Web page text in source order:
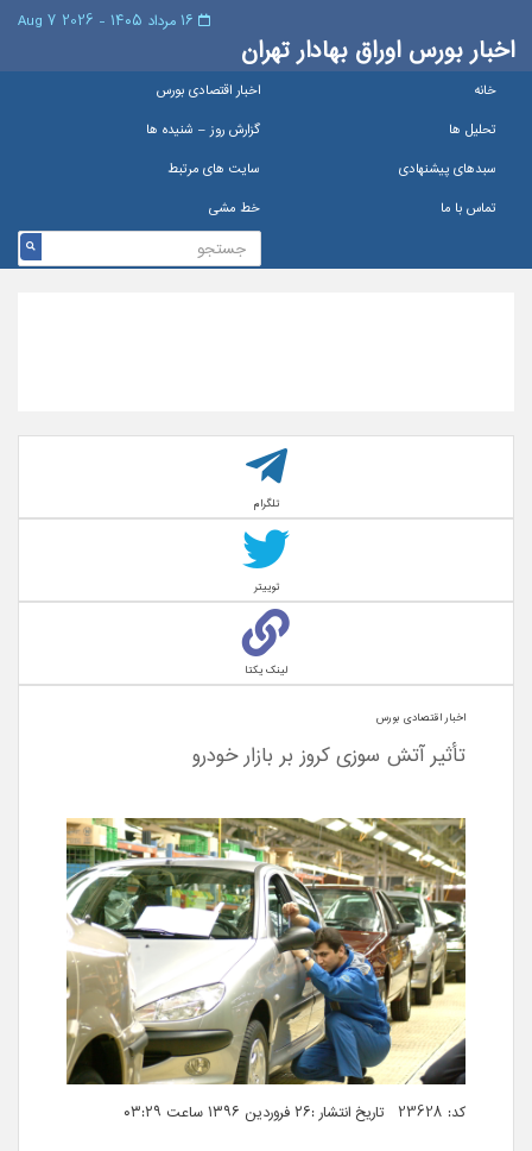
اخبار بورس اوراق بهادار تهران
خانه
اخبار اقتصادی بورس
تحلیل ها
گزارش روز – شنيده ها
سبدهای پیشنهادی
سایت های مرتبط
تماس با ما
خط مشی
تلگرام
توییتر
لینک یکتا
اخبار اقتصادی بورس
تأثیر آتش سوزی کروز بر بازار خودرو
کد: 23628 تاریخ انتشار :۲۶ فروردین ۱۳۹۶ ساعت ۰۳:۲۹